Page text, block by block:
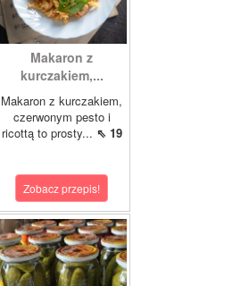
Makaron z
kurczakiem,...
Makaron z kurczakiem,
czerwonym pesto i
ricottą to prosty... ⇖ 19
Zobacz przepis!